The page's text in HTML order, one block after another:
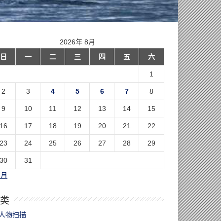
2026年 8月
日
一 二 三 四 五 六
1
2 3 4 5 6 7 8
9 10 11 12 13 14 15
17 18 19 20 21 22
24 25 26 27 28 29
31
物扫描